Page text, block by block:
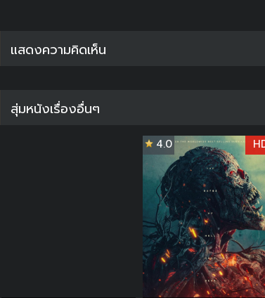
แสดงความคิดเห็น
สุ่มหนังเรื่องอื่นๆ
4.0